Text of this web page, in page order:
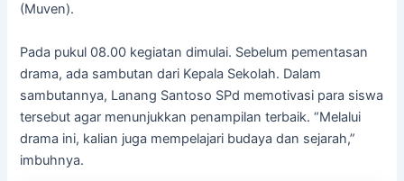
(Muven).
Pada pukul 08.00 kegiatan dimulai. Sebelum pementasan
drama, ada sambutan dari Kepala Sekolah. Dalam
sambutannya, Lanang Santoso SPd memotivasi para siswa
tersebut agar menunjukkan penampilan terbaik. “Melalui
drama ini, kalian juga mempelajari budaya dan sejarah,”
imbuhnya.